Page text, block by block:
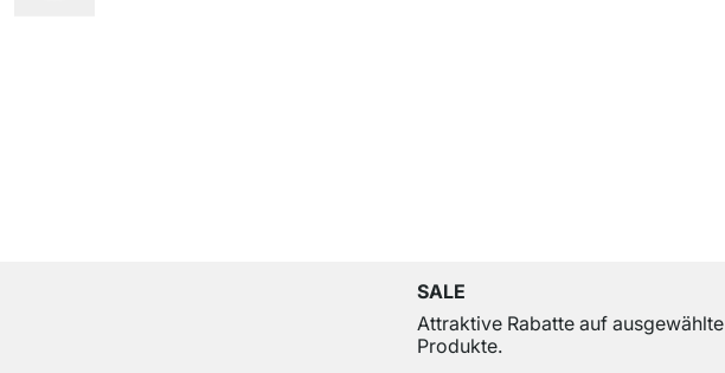
SALE
Attraktive Rabatte auf ausgewählte
Produkte.